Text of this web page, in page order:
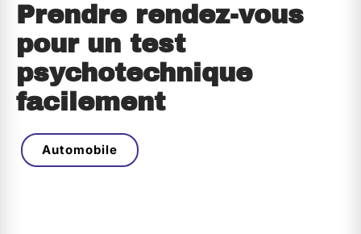
Prendre rendez-vous
pour un test
psychotechnique
facilement
Automobile